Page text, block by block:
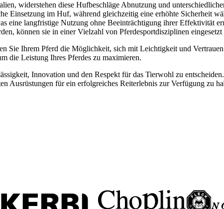
widerstehen diese Hufbeschläge Abnutzung und
Einsetzung im Huf, während gleichzeitig eine erhöhte Sicherheit
eine langfristige Nutzung ohne Beeinträchtigung ihrer Effektivität
können sie in einer Vielzahl von Pferdesportdisziplinen
Sie Ihrem Pferd die Möglichkeit, sich mit Leichtigkeit und
die Leistung Ihres Pferdes zu maximieren.
Innovation und den Respekt für das Tierwohl zu
Ausrüstungen für ein erfolgreiches Reiterlebnis zur Verfügung zu